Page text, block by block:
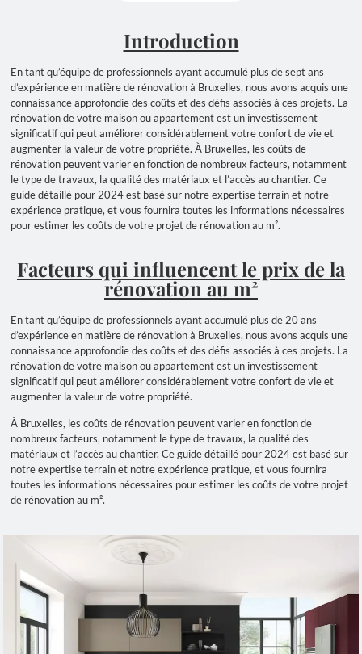
Introduction
En tant qu’équipe de professionnels ayant accumulé plus de sept ans
d’expérience en matière de rénovation à Bruxelles, nous avons acquis une
connaissance approfondie des coûts et des défis associés à ces projets. La
rénovation de votre maison ou appartement est un investissement
significatif qui peut améliorer considérablement votre confort de vie et
augmenter la valeur de votre propriété. À Bruxelles, les coûts de
rénovation peuvent varier en fonction de nombreux facteurs, notamment
le type de travaux, la qualité des matériaux et l’accès au chantier. Ce
guide détaillé pour 2024 est basé sur notre expertise terrain et notre
expérience pratique, et vous fournira toutes les informations nécessaires
pour estimer les coûts de votre projet de rénovation au m².
Facteurs qui influencent le prix de la
rénovation au m²
En tant qu’équipe de professionnels ayant accumulé plus de 20 ans
d’expérience en matière de rénovation à Bruxelles, nous avons acquis une
connaissance approfondie des coûts et des défis associés à ces projets. La
rénovation de votre maison ou appartement est un investissement
significatif qui peut améliorer considérablement votre confort de vie et
augmenter la valeur de votre propriété.
À Bruxelles, les coûts de rénovation peuvent varier en fonction de
nombreux facteurs, notamment le type de travaux, la qualité des
matériaux et l’accès au chantier. Ce guide détaillé pour 2024 est basé sur
notre expertise terrain et notre expérience pratique, et vous fournira
toutes les informations nécessaires pour estimer les coûts de votre projet
de rénovation au m².